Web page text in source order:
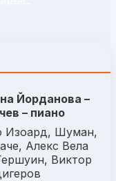
Йорданова –
– пиано
Изоард, Шуман,
Алекс Вела
Виктор